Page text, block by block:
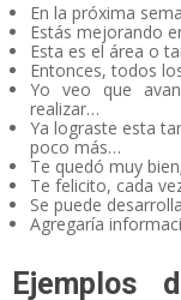
En la próxima
Estás mejorando
Esta es el área o
Entonces, todos
Yo veo que
realizar…
Ya lograste esta
poco más…
Te quedó muy
Te felicito, cada
Se puede
Agregaría
Ejemplos